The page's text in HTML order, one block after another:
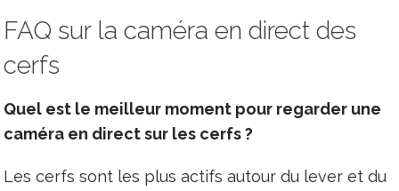
FAQ sur la caméra en direct des
cerfs
Quel est le meilleur moment pour regarder une
caméra en direct sur les cerfs ?
Les cerfs sont les plus actifs autour du lever et du